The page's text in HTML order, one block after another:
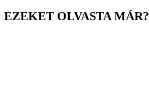
EZEKET OLVASTA MÁR?